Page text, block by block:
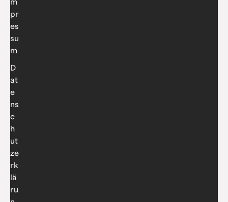
m
pr
es
su
m
D
at
e
ns
c
h
ut
ze
rk
lä
ru